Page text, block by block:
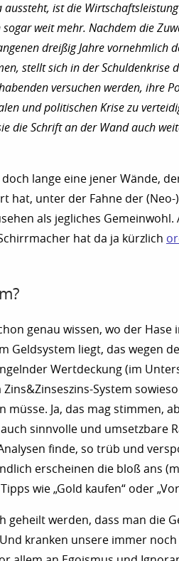
ist die
weit mehr. Nachdem die
dreißig Jahre vornehmlich
stellt sich in der Schuldenkrise
versuchen werden, ihre
und politischen Krise zu
die Schrift an der Wand auch
lange eine jener Wände,
hat, unter der Fahne der
als jegliches Gemeinwohl.
hat da ja kürzlich
genau wissen, wo der Hase
Geldsystem liegt, das wegen
Wertdeckung (im
System
müsse. Ja, das mag stimmen,
sinnvolle und umsetzbare
finde, so trüb und
erscheinen die bloß ans
wie „Gold kaufen“ oder
geheilt werden, dass man die
kranken unsere immer